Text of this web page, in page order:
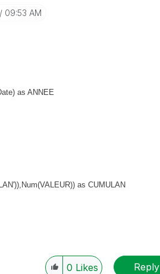
09:53 AM
as ANNEE
as CUMULAN
0 Likes Reply